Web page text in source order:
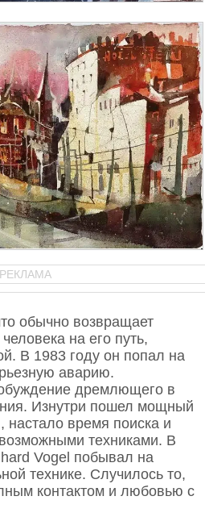
РЕКЛАМА
обычно возвращает
на его путь,
В 1983 году он попал на
аварию.
дремлющего в
Изнутри пошел мощный
настало время поиска и
техниками. В
Vogel побывал на
технике. Случилось то,
контактом и любовью с